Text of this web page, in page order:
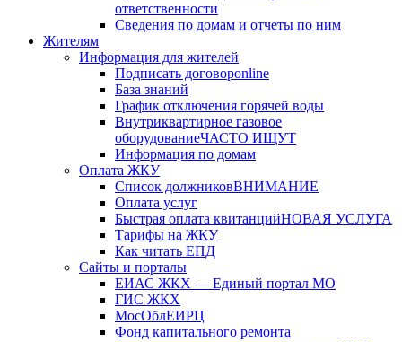
ответственности
Сведения по домам и отчеты по ним
Жителям
Информация для жителей
Подписать договорonline
База знаний
График отключения горячей воды
Внутриквартирное газовое
оборудованиеЧАСТО ИЩУТ
Информация по домам
Оплата ЖКУ
Список должниковВНИМАНИЕ
Оплата услуг
Быстрая оплата квитанцийНОВАЯ УСЛУГА
Тарифы на ЖКУ
Как читать ЕПД
Сайты и порталы
ЕИАС ЖКХ — Единый портал МО
ГИС ЖКХ
МосОблЕИРЦ
Фонд капитального ремонта